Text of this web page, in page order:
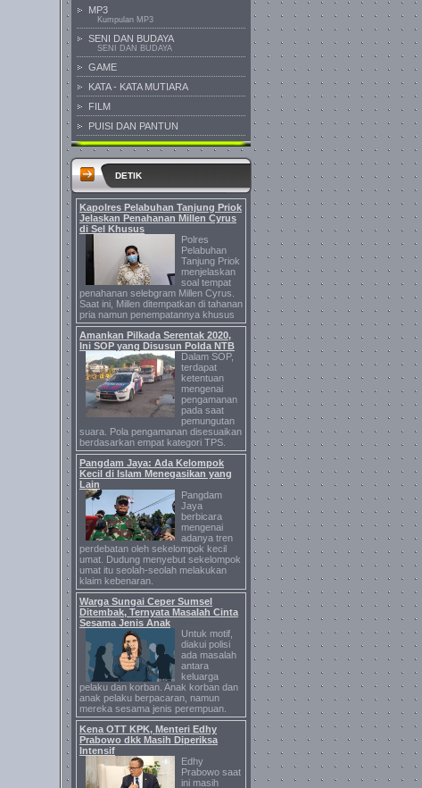
MP3
Kumpulan MP3
SENI DAN BUDAYA
SENI DAN BUDAYA
GAME
KATA - KATA MUTIARA
FILM
PUISI DAN PANTUN
DETIK
Kapolres Pelabuhan Tanjung Priok
Jelaskan Penahanan Millen Cyrus
di Sel Khusus
Polres
Pelabuhan
Tanjung Priok
menjelaskan
soal tempat
penahanan selebgram Millen Cyrus.
Saat ini, Millen ditempatkan di tahanan
pria namun penempatannya khusus
Amankan Pilkada Serentak 2020,
Ini SOP yang Disusun Polda NTB
Dalam SOP,
terdapat
ketentuan
mengenai
pengamanan
pada saat
pemungutan
suara. Pola pengamanan disesuaikan
berdasarkan empat kategori TPS.
Pangdam Jaya: Ada Kelompok
Kecil di Islam Menegasikan yang
Lain
Pangdam
Jaya
berbicara
mengenai
adanya tren
perdebatan oleh sekelompok kecil
umat. Dudung menyebut sekelompok
umat itu seolah-seolah melakukan
klaim kebenaran.
Warga Sungai Ceper Sumsel
Ditembak, Ternyata Masalah Cinta
Sesama Jenis Anak
Untuk motif,
diakui polisi
ada masalah
antara
keluarga
pelaku dan korban. Anak korban dan
anak pelaku berpacaran, namun
mereka sesama jenis perempuan.
Kena OTT KPK, Menteri Edhy
Prabowo dkk Masih Diperiksa
Intensif
Edhy
Prabowo saat
ini masih